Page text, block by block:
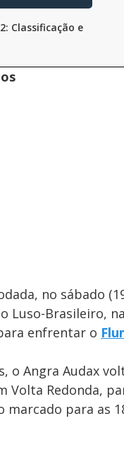
Classificação e
no sábado
Luso-Brasileiro,
enfrentar o
o Angra Audax
Volta Redonda,
marcado para as